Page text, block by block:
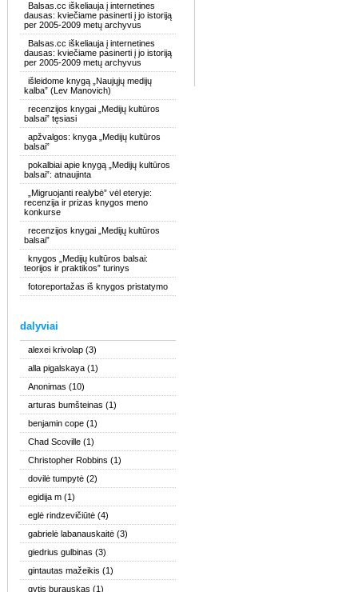
Balsas.cc iškeliauja į internetines
dausas: kviečiame pasinerti į jo istoriją
per 2005-2009 metų archyvus
Balsas.cc iškeliauja į internetines
dausas: kviečiame pasinerti į jo istoriją
per 2005-2009 metų archyvus
išleidome knygą „Naujųjų medijų
kalba” (Lev Manovich)
recenzijos knygai „Medijų kultūros
balsai” tęsiasi
apžvalgos: knyga „Medijų kultūros
balsai”
pokalbiai apie knygą „Medijų kultūros
balsai”: atnaujinta
„Migruojanti realybė” vėl eteryje:
recenzija ir prizas knygos meno
konkurse
recenzijos knygai „Medijų kultūros
balsai”
knygos „Medijų kultūros balsai:
teorijos ir praktikos” turinys
fotoreportažas iš knygos pristatymo
dalyviai
alexei krivolap (3)
alla pigalskaya (1)
Anonimas (10)
arturas bumšteinas (1)
benjamin cope (1)
Chad Scoville (1)
Christopher Robbins (1)
dovilė tumpytė (2)
egidija m (1)
eglė rindzevičiūtė (4)
gabrielė labanauskaitė (3)
giedrius gulbinas (3)
gintautas mažeikis (1)
gytis burauskas (1)